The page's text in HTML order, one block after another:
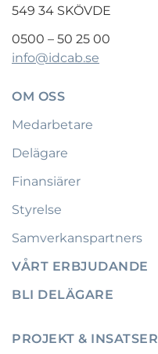
549 34 SKÖVDE
0500 – 50 25 00
info@idcab.se
OM OSS
Medarbetare
Delägare
Finansiärer
Styrelse
Samverkanspartners
VÅRT ERBJUDANDE
BLI DELÄGARE
PROJEKT & INSATSER